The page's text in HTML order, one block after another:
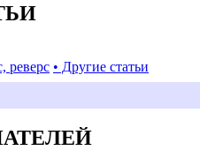
реверс • Другие статьи